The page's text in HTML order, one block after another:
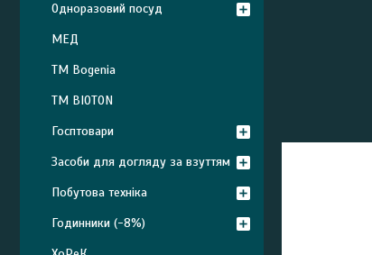
Одноразовий посуд
МЕД
ТМ Bogenia
ТМ BIOTON
Госптовари
Засоби для догляду за взуттям
Побутова техніка
Годинники (-8%)